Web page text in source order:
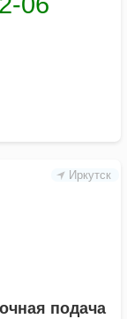
Иркутск
подача